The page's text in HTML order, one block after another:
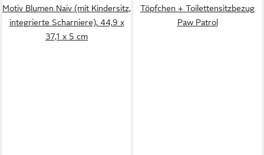
Motiv Blumen Naiv (mit Kindersitz,
integrierte Scharniere), 44,9 x
37,1 x 5 cm
Töpfchen + Toilettensitzbezug
Paw Patrol